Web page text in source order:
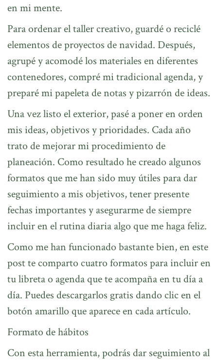
en mi mente.
Para ordenar el taller creativo, guardé o reciclé
elementos de proyectos de navidad. Después,
agrupé y acomodé los materiales en diferentes
contenedores, compré mi tradicional agenda, y
preparé mi papeleta de notas y pizarrón de ideas.
Una vez listo el exterior, pasé a poner en orden
mis ideas, objetivos y prioridades. Cada año
trato de mejorar mi procedimiento de
planeación. Como resultado he creado algunos
formatos que me han sido muy útiles para dar
seguimiento a mis objetivos, tener presente
fechas importantes y asegurarme de siempre
incluir en el rutina diaria algo que me haga feliz.
Como me han funcionado bastante bien, en este
post te comparto cuatro formatos para incluir en
tu libreta o agenda que te acompaña en tu día a
día. Puedes descargarlos gratis dando clic en el
botón amarillo que aparece en cada artículo.
Formato de hábitos
Con esta herramienta, podrás dar seguimiento al